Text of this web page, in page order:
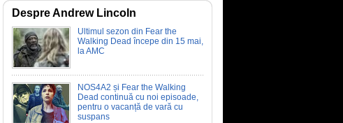
Despre Andrew Lincoln
Ultimul sezon din Fear the
Walking Dead începe din 15 mai,
la AMC
NOS4A2 și Fear the Walking
Dead continuă cu noi episoade,
pentru o vacanță de vară cu
suspans